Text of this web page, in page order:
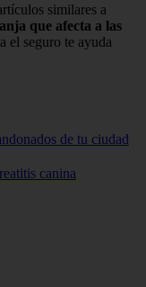
similares a
que afecta a las
el seguro te ayuda
de tu ciudad
canina